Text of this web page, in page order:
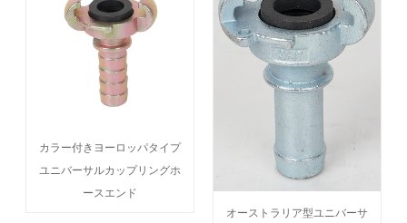
カラー付きヨーロッパタイプ
ユニバーサルカップリングホ
ースエンド
オーストラリア型ユニバーサ